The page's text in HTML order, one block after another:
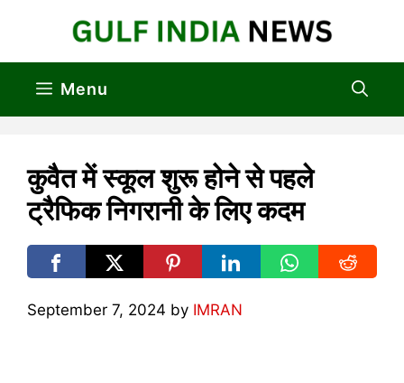
Menu
कुवैत में स्कूल शुरू होने से पहले
ट्रैफिक निगरानी के लिए कदम
September 7, 2024 by IMRAN